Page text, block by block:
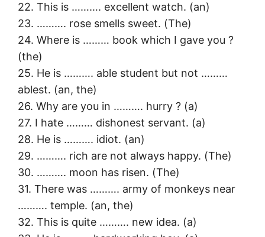
22. This is ………. excellent watch. (an)
23. ………. rose smells sweet. (The)
24. Where is ……… book which I gave you ?
(the)
25. He is ………. able student but not ………
ablest. (an, the)
26. Why are you in ………. hurry ? (a)
27. I hate ……… dishonest servant. (a)
28. He is ………. idiot. (an)
29. ………. rich are not always happy. (The)
30. ………. moon has risen. (The)
31. There was ………. army of monkeys near
………. temple. (an, the)
32. This is quite ………. new idea. (a)